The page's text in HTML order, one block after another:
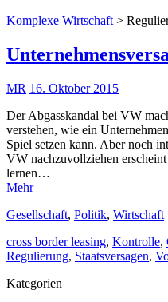
Komplexe Wirtschaft >
MR 16. Oktober 2015
Der Abgasskandal bei VW
verstehen, wie ein
Spiel setzen kann. Aber noch
VW nachzuvollziehen
lernen…
Mehr
Gesellschaft, Politik, Wirtschaft
cross border leasing, Kontrolle,
Regulierung, Staatsversagen,
Kategorien